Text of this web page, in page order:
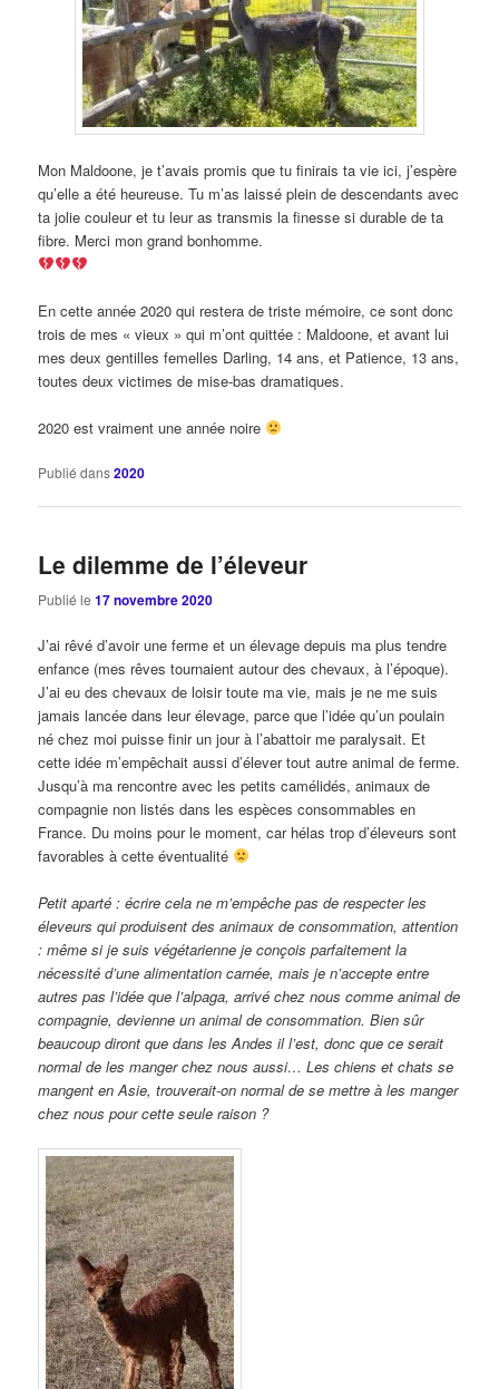
Mon Maldoone, je t’avais promis que tu finirais ta vie ici, j’espère
qu’elle a été heureuse. Tu m’as laissé plein de descendants avec
ta jolie couleur et tu leur as transmis la finesse si durable de ta
fibre. Merci mon grand bonhomme.
En cette année 2020 qui restera de triste mémoire, ce sont donc
trois de mes « vieux » qui m’ont quittée : Maldoone, et avant lui
mes deux gentilles femelles Darling, 14 ans, et Patience, 13 ans,
toutes deux victimes de mise-bas dramatiques.
2020 est vraiment une année noire
Publié dans2020
Le dilemme de l’éleveur
Publié le17 novembre 2020
J’ai rêvé d’avoir une ferme et un élevage depuis ma plus tendre
enfance (mes rêves tournaient autour des chevaux, à l’époque).
J’ai eu des chevaux de loisir toute ma vie, mais je ne me suis
jamais lancée dans leur élevage, parce que l’idée qu’un poulain
né chez moi puisse finir un jour à l’abattoir me paralysait. Et
cette idée m’empêchait aussi d’élever tout autre animal de ferme.
Jusqu’à ma rencontre avec les petits camélidés, animaux de
compagnie non listés dans les espèces consommables en
France. Du moins pour le moment, car hélas trop d’éleveurs sont
favorables à cette éventualité
Petit aparté : écrire cela ne m’empêche pas de respecter les
éleveurs qui produisent des animaux de consommation, attention
: même si je suis végétarienne je conçois parfaitement la
nécessité d’une alimentation carnée, mais je n’accepte entre
autres pas l’idée que l’alpaga, arrivé chez nous comme animal de
compagnie, devienne un animal de consommation. Bien sûr
beaucoup diront que dans les Andes il l’est, donc que ce serait
normal de les manger chez nous aussi… Les chiens et chats se
mangent en Asie, trouverait-on normal de se mettre à les manger
chez nous pour cette seule raison ?